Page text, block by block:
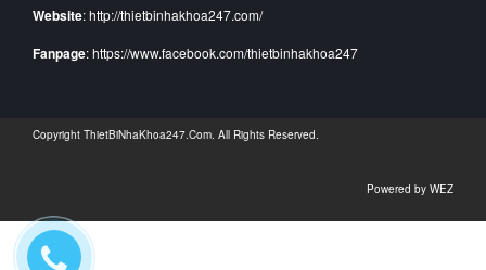
Website: http://thietbinhakhoa247.com/
Fanpage: https://www.facebook.com/thietbinhakhoa247
Copyright ThietBiNhaKhoa247.Com. All Rights Reserved.
Powered by WEZ